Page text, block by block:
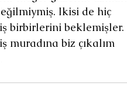
Ikisi de hiç
birbirlerini beklemişler.
muradına biz çıkalım